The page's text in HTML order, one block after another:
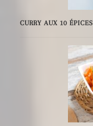
CURRY AUX 10 ÉPICES